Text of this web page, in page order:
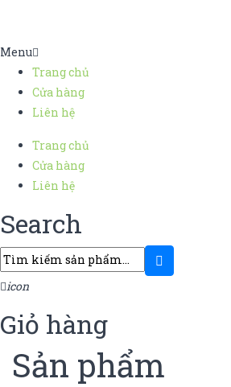
Menu
Trang chủ
Cửa hàng
Liên hệ
Trang chủ
Cửa hàng
Liên hệ
Search
icon
Giỏ hàng
Sản phẩm